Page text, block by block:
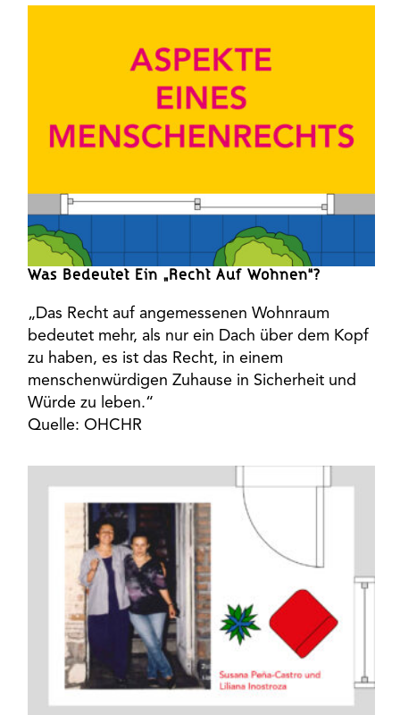
Was Bedeutet Ein „Recht Auf Wohnen“?
„Das Recht auf angemessenen Wohnraum
bedeutet mehr, als nur ein Dach über dem Kopf
zu haben, es ist das Recht, in einem
menschenwürdigen Zuhause in Sicherheit und
Würde zu leben.“
Quelle: OHCHR